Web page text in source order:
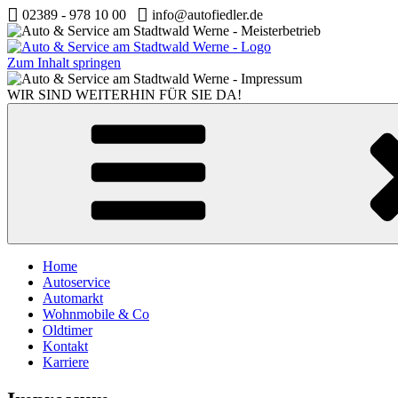
02389 - 978 10 00 info@autofiedler.de
Zum Inhalt springen
WIR SIND WEITERHIN FÜR SIE DA!
Home
Autoservice
Automarkt
Wohnmobile & Co
Oldtimer
Kontakt
Karriere